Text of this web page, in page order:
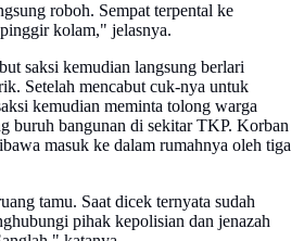
roboh. Sempat terpental ke
kolam," jelasnya.
saksi kemudian langsung berlari
Setelah mencabut cuk-nya untuk
kemudian meminta tolong warga
buruh bangunan di sekitar TKP. Korban
masuk ke dalam rumahnya oleh tiga
tamu. Saat dicek ternyata sudah
pihak kepolisian dan jenazah